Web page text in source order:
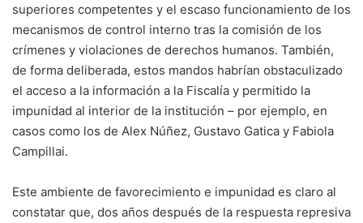
superiores competentes y el escaso funcionamiento de los
mecanismos de control interno tras la comisión de los
crímenes y violaciones de derechos humanos. También,
de forma deliberada, estos mandos habrían obstaculizado
el acceso a la información a la Fiscalía y permitido la
impunidad al interior de la institución – por ejemplo, en
casos como los de Alex Núñez, Gustavo Gatica y Fabiola
Campillai.
Este ambiente de favorecimiento e impunidad es claro al
constatar que, dos años después de la respuesta represiva